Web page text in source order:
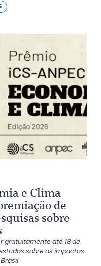
e Clima
de
sobre
gratuitamente até 18 de
sobre os impactos